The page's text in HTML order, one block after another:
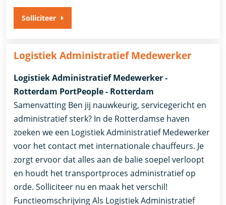
Solliciteer
Logistiek Administratief Medewerker
Logistiek Administratief Medewerker -
Rotterdam PortPeople - Rotterdam
Samenvatting Ben jij nauwkeurig, servicegericht en
administratief sterk? In de Rotterdamse haven
zoeken we een Logistiek Administratief Medewerker
voor het contact met internationale chauffeurs. Je
zorgt ervoor dat alles aan de balie soepel verloopt
en houdt het transportproces administratief op
orde. Solliciteer nu en maak het verschil!
Functieomschrijving Als Logistiek Administratief